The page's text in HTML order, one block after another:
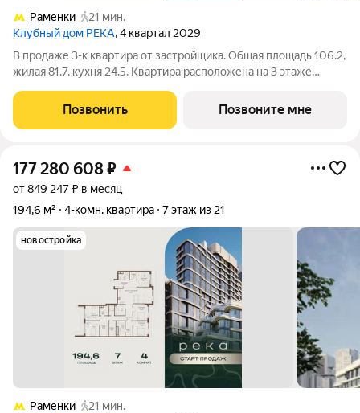
Раменки
21 мин.
Клубный дом РЕКА, 4 квартал 2029
В продаже 3-к квартира от застройщика. Общая площадь 106.2,
жилая 81.7, кухня 24.5. Квартира расположена на 3 этаже
кв. 2029 года. Высота потолка до 3.65 метра в квартирах и до
4,5 м в
Позвонить Позвоните мне
177 280 608₽
от 849 247 ₽ в месяц
194,6 м²
4-комн. квартира 7 этаж из 21
новостройка
Раменки
21 мин.